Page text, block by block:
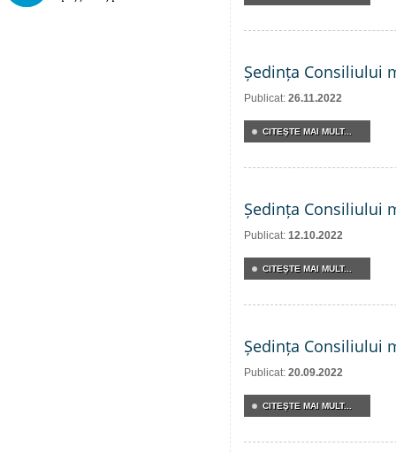
Ședința Consiliului
Publicat: 26.11.2022
CITEŞTE MAI MULT...
Ședința Consiliului
Publicat: 12.10.2022
CITEŞTE MAI MULT...
Ședința Consiliului
Publicat: 20.09.2022
CITEŞTE MAI MULT...